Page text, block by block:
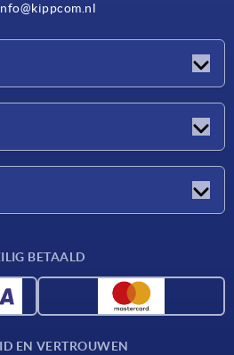
BETAALD
EN VERTROUWEN